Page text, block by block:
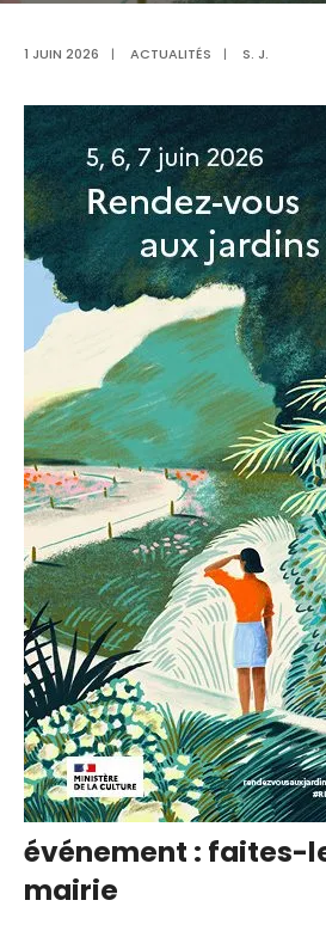
1 JUIN 2026 | ACTUALITÉS | S. J.
événement : faites-
mairie